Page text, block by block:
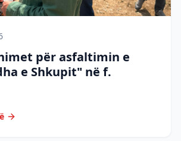
për asfaltimin e
e Shkupit" në f.